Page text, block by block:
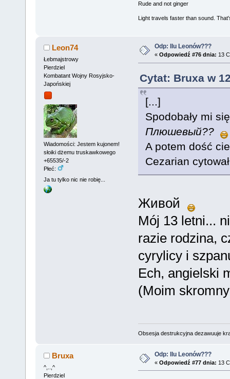
Rude and not ginger
Light travels faster than sound.
Leon74
Łebmajstrowy
Pierdziel
Kombatant Wojny Rosyjsko-
Japońskiej
Wiadomości: Jestem kujonem!
słoiki dżemu truskawkowego
+65535/-2
Płeć:
Ja tu tylko nic nie robię...
Odp: Ilu Leonów???
« Odpowiedź #76 dnia: 13
Cytat: Bruxa w
[...]
Spodobały mi
Плюшевый??
A potem dość
Cezarian
Живой
Mój 13 letni...
razie rodzina,
cyrylicy i
Ech, angielski
(Moim
Obsesja destrukcyjna dezawuuje
Bruxa
^,..,^
Pierdziel
Odp: Ilu Leonów???
« Odpowiedź #77 dnia: 13